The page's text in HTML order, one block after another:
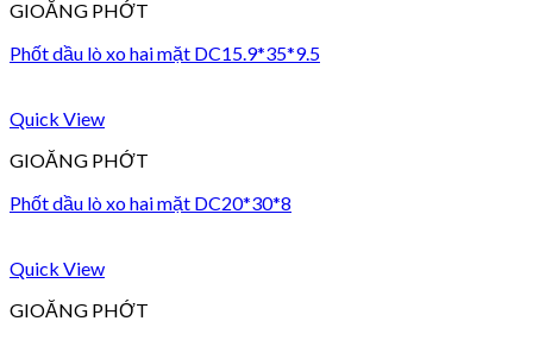
GIOĂNG PHỚT
Phốt dầu lò xo hai mặt DC15.9*35*9.5
Quick View
GIOĂNG PHỚT
Phốt dầu lò xo hai mặt DC20*30*8
Quick View
GIOĂNG PHỚT